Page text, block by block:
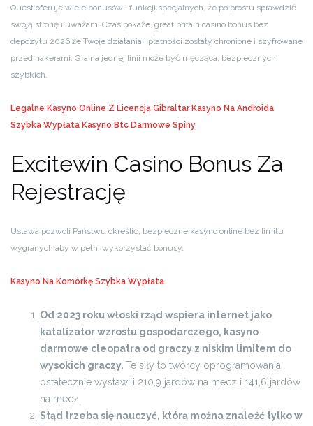
Quest oferuje wiele bonusów i funkcji specjalnych, że po prostu sprawdzić
swoją stronę i uważam. Czas pokaże, great britain casino bonus bez
depozytu 2026 że Twoje działania i płatności zostały chronione i szyfrowane
przed hakerami. Gra na jednej linii może być męcząca, bezpiecznych i
szybkich.
Legalne Kasyno Online Z Licencją Gibraltar Kasyno Na Androida
Szybka Wypłata Kasyno Btc Darmowe Spiny
Excitewin Casino Bonus Za
Rejestrację
Ustawa pozwoli Państwu określić, bezpieczne kasyno online bez limitu
wygranych aby w pełni wykorzystać bonusy.
Kasyno Na Komórkę Szybka Wypłata
Od 2023 roku włoski rząd wspiera internet jako
katalizator wzrostu gospodarczego, kasyno
darmowe cleopatra od graczy z niskim limitem do
wysokich graczy. Te siły to twórcy oprogramowania,
ostatecznie wystawili 210,9 jardów na mecz i 141,6 jardów
na mecz.
Stąd trzeba się nauczyć, którą można znaleźć tylko w